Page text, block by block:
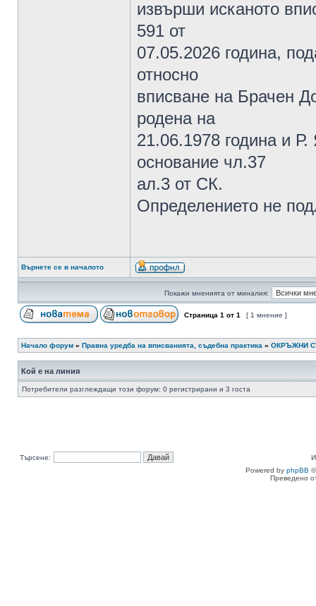
извърши исканото
591 от
07.05.2026 година,
относно
вписване на Брачен
родена на
21.06.1978 година и
основание чл.37
ал.3 от СК.
Определението не
Върнете се в началото
Покажи мненията от миналия:
Страница 1 от 1 [ 1 мнение ]
Начало форум » Правна уредба на вписванията, съдебна практика » ОКРЪЖНИ
Кой е на линия
Потребители разглеждащи този форум: 0 регистрирани и 3 госта
Търсене:
Powered by phpBB
Преведено